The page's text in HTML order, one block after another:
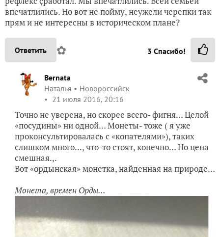
впечатлились. Но вот не пойму, неужели черепки так
прям и не интересны в историческом плане?
Ответить ✿ 3 Спасибо!
Bernata
Наталья
Новороссийск
21 июля 2016, 20:16
Точно не уверена, но скорее всего- фигня… Целой
«посудины» ни одной… Монеты- тоже ( я уже
проконсультировалась с «копателями»), таких
слишком много..., что-то стоят, конечно… Но цена
смешная.,.
Вот «ордынская» монетка, найденная на природе…
Монета, времен Орды...